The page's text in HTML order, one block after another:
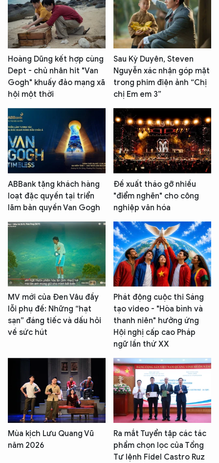
Hoàng Dũng kết hợp cùng
Dept - chủ nhân hit "Van
Gogh" khuấy đảo mạng xã
hội một thời
Sau Kỳ Duyên, Steven
Nguyễn xác nhận góp mặt
trong phim điện ảnh “Chị
chị Em em 3”
ABBank tặng khách hàng
loạt đặc quyền tại triển
lãm bản quyền Van Gogh
Đề xuất tháo gỡ nhiều
"điểm nghẽn" cho công
nghiệp văn hóa
MV mới của Đen Vâu đầy
lỗi phụ đề: Những “hạt
sạn” đáng tiếc và dấu hỏi
về sức hút
Phát động cuộc thi Sáng
tạo video - "Hòa bình và
thanh niên" hưởng ứng
Hội nghị cấp cao Pháp
ngữ lần thứ XX
Mùa kịch Lưu Quang Vũ
năm 2026
Ra mắt Tuyển tập các tác
phẩm chọn lọc của Tổng
Tư lệnh Fidel Castro Ruz